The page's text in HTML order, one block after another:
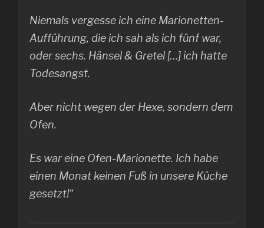
Niemals vergesse ich eine Marionetten-
Aufführung, die ich sah als ich fünf war,
oder sechs. Hänsel & Gretel […] ich hatte
Todesangst.
Aber nicht wegen der Hexe, sondern dem
Ofen.
Es war eine Ofen-Marionette. Ich habe
einen Monat keinen Fuß in unsere Küche
gesetzt!“